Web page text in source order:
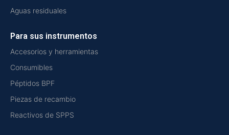
Aguas residuales
Para sus instrumentos
Accesorios y herramientas
Consumibles
Péptidos BPF
Piezas de recambio
Reactivos de SPPS